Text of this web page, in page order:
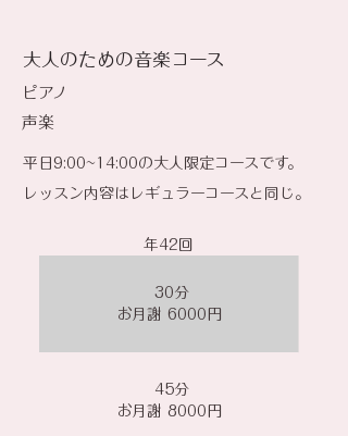
​大人のための音楽コース
ピアノ
​声楽
平日9:00~14:00の大人限定コースです。
レッスン内容はレギュラーコースと同じ。
​年42回
30分
お月謝 6000円
45分
お月謝 8000円